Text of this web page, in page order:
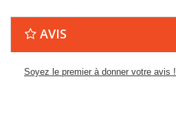
AVIS
Soyez le premier à donner votre avis !